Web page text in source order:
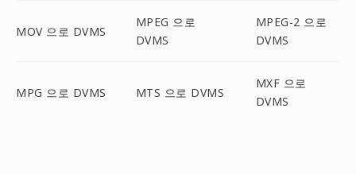
MOV 으로 DVMS
MPEG 으로
DVMS
MPEG-2 으로
DVMS
MPG 으로 DVMS MTS 으로 DVMS
MXF 으로
DVMS